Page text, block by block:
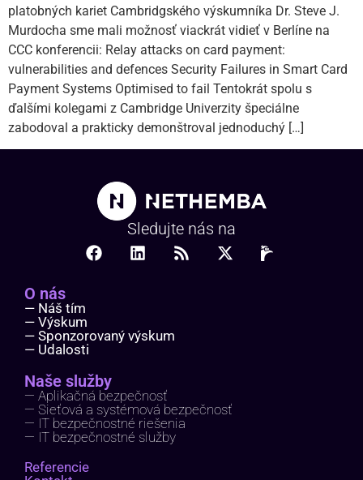
platobných kariet Cambridgského výskumníka Dr. Steve J.
Murdocha sme mali možnosť viackrát vidieť v Berlíne na
CCC konferencii: Relay attacks on card payment:
vulnerabilities and defences Security Failures in Smart Card
Payment Systems Optimised to fail Tentokrát spolu s
ďalšími kolegami z Cambridge Univerzity špeciálne
zabodoval a prakticky demonštroval jednoduchý […]
Sledujte nás na
O nás
— Náš tím
— Výskum
— Sponzorovaný výskum
— Udalosti
Naše služby
— Aplikačná bezpečnosť
— Sieťová a systémová bezpečnosť
— IT bezpečnostné riešenia
— IT bezpečnostné služby
Referencie